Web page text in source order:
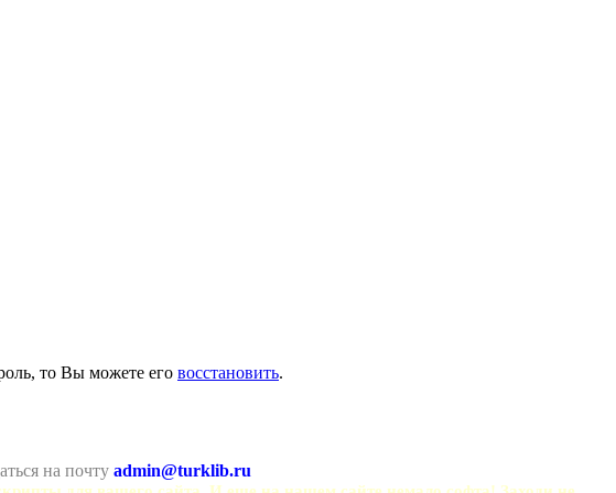
то Вы можете его восстановить.
на почту admin@turklib.ru